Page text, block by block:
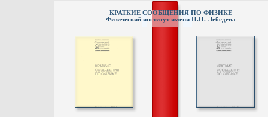
КРАТКИЕ СООБЩЕНИЯ ПО ФИЗИКЕ
Физический институт имени П.Н. Лебедева